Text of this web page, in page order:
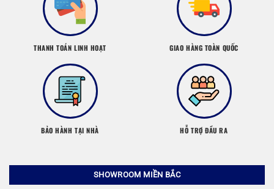
THANH TOÁN LINH HOẠT GIAO HÀNG TOÀN QUỐC
BẢO HÀNH TẠI NHÀ HỖ TRỢ ĐẦU RA
SHOWROOM MIỀN BẮC